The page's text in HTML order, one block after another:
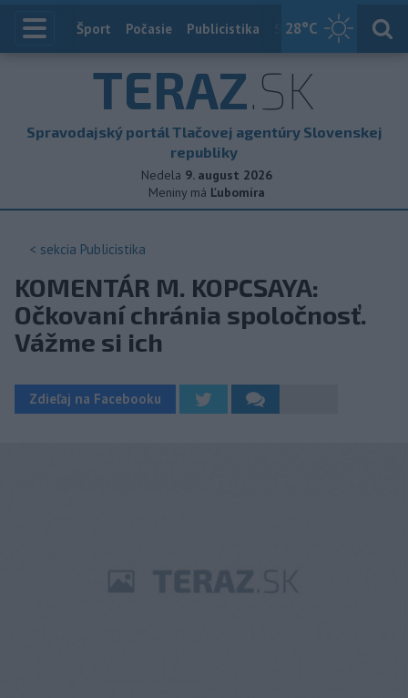
28°C
Index
Šport Počasie Publicistika Slovensko
TERAZ.SK
Spravodajský portál Tlačovej agentúry Slovenskej
republiky
Nedela 9. august 2026
Meniny má Ľubomíra
< sekcia Publicistika
KOMENTÁR M. KOPCSAYA:
Očkovaní chránia spoločnosť.
Vážme si ich
Zdieľaj na Facebooku